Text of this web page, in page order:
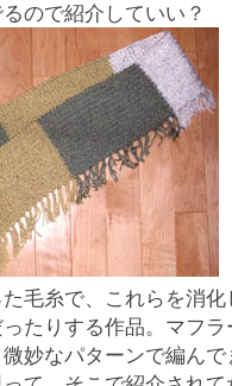
ので紹介していい？
毛糸で、これらを消
たりする作品。マフ
妙なパターンで編ん